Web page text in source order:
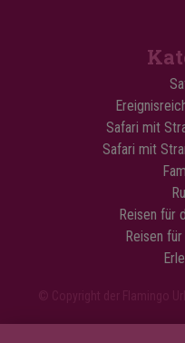
Safari mit
Safari mit
Reisen für
Reisen